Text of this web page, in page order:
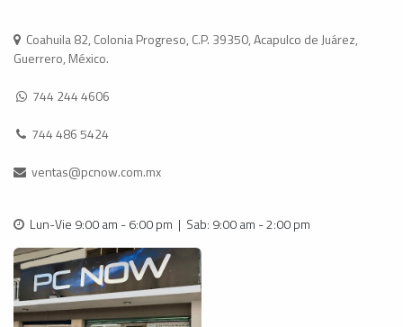
Coahuila 82, Colonia Progreso, C.P. 39350, Acapulco de Juárez,
Guerrero, México.
744 244 4606
744 486 5424
ventas@pcnow.com.mx
Lun-Vie 9:00 am - 6:00 pm | Sab: 9:00 am - 2:00 pm